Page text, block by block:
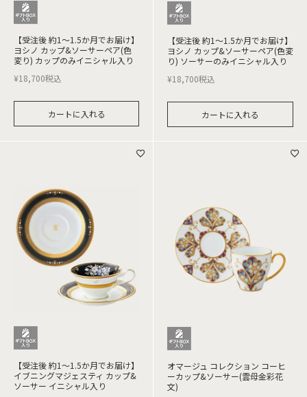
【受注後 約1～1.5か月でお届け】
ヨシノ カップ&ソーサーペア(色
変り) カップのみイニシャル入り
¥18,700税込
カートに入れる
【受注後 約1～1.5か月でお届け】
ヨシノ カップ&ソーサーペア(色変
り) ソーサーのみイニシャル入り
¥18,700税込
カートに入れる
【受注後 約1～1.5か月でお届け】
イブニングマジェスティ カップ&
ソーサー イニシャル入り
オマージュ コレクション コーヒ
ーカップ&ソーサー(雲母金彩花
文)